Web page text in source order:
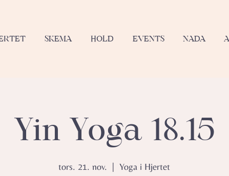
SKEMA HOLD EVENTS NADA
Yin Yoga 18.15
tors. 21. nov. Yoga i Hjertet